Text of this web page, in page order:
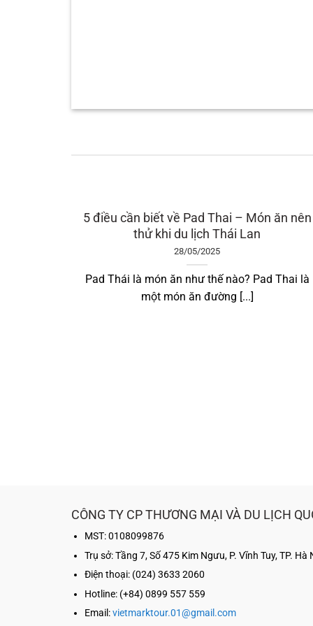
5 điều cần biết về Pad Thai – Món ăn nên
thử khi du lịch Thái Lan
28/05/2025
Pad Thái là món ăn như thế nào? Pad Thai là
một món ăn đường [...]
CÔNG TY CP THƯƠNG MẠI VÀ DU LỊCH
MST: 0108099876
Trụ sở:Tầng 7, Số 475 Kim Ngưu, P. Vĩnh Tuy, TP. Hà
Điện thoại: (024) 3633 2060
Hotline: (+84) 0899 557 559
Email:vietmarktour.01@gmail.com